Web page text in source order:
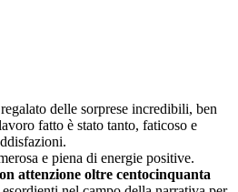
delle sorprese incredibili, ben
fatto è stato tanto, faticoso e
e piena di energie positive.
attenzione oltre centocinquanta